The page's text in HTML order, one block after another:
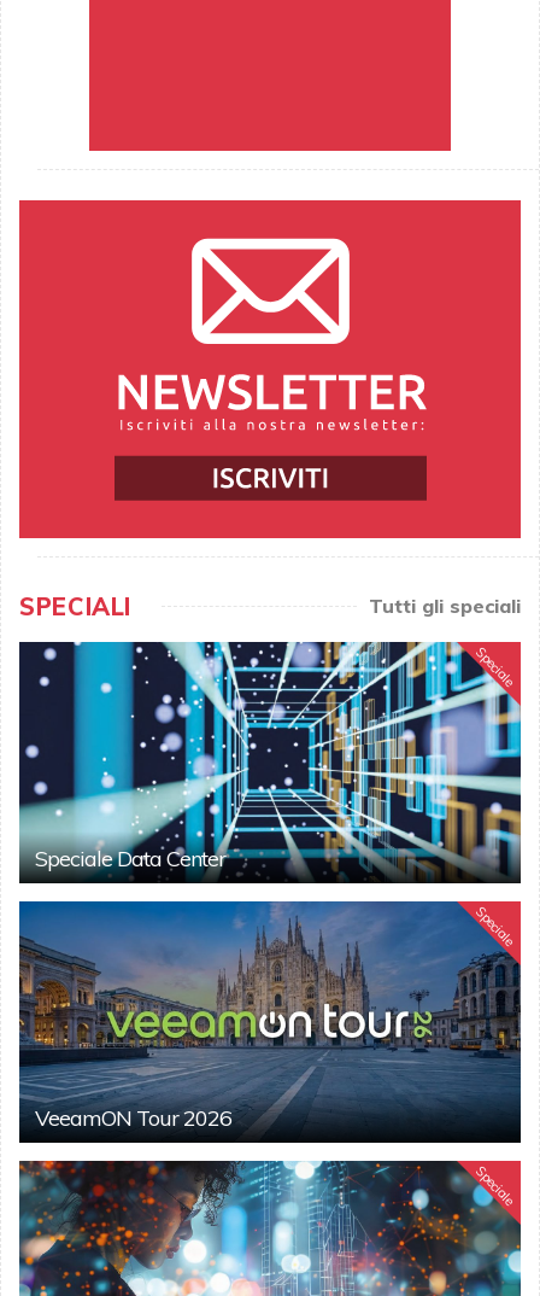
SPECIALI Tutti gli speciali
Speciale
Speciale Data Center
Speciale
VeeamON Tour 2026
Speciale